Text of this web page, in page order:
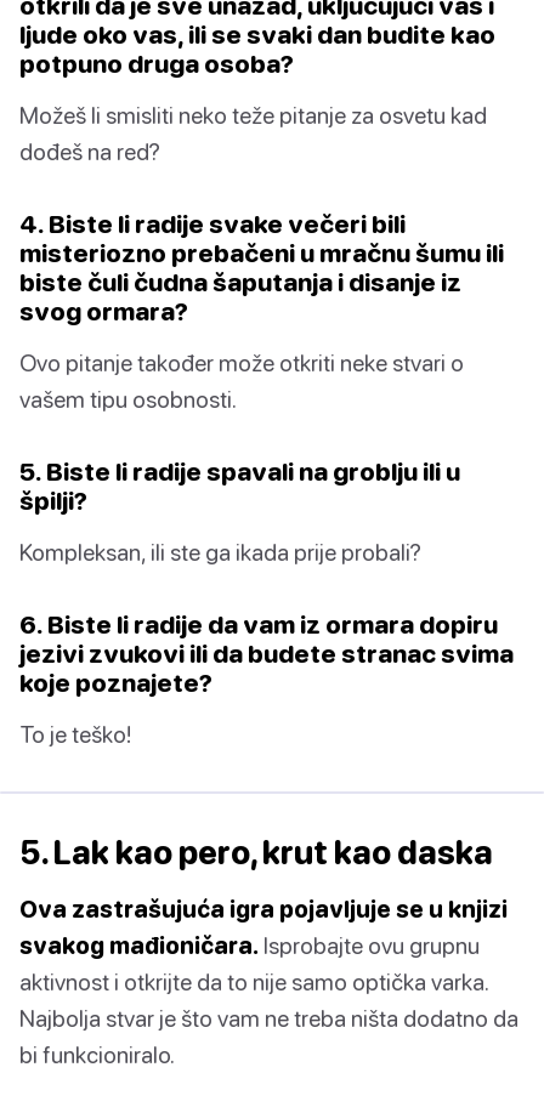
ljude oko vas, ili se svaki dan budite kao
potpuno druga osoba?
Možeš li smisliti neko teže pitanje za osvetu kad
dođeš na red?
4. Biste li radije svake večeri bili
misteriozno prebačeni u mračnu šumu ili
biste čuli čudna šaputanja i disanje iz
svog ormara?
Ovo pitanje također može otkriti neke stvari o
vašem tipu osobnosti.
5. Biste li radije spavali na groblju ili u
špilji?
Kompleksan, ili ste ga ikada prije probali?
6. Biste li radije da vam iz ormara dopiru
jezivi zvukovi ili da budete stranac svima
koje poznajete?
To je teško!
5. Lak kao pero, krut kao daska
Ova zastrašujuća igra pojavljuje se u knjizi
svakog mađioničara. Isprobajte ovu grupnu
aktivnost i otkrijte da to nije samo optička varka.
Najbolja stvar je što vam ne treba ništa dodatno da
bi funkcioniralo.